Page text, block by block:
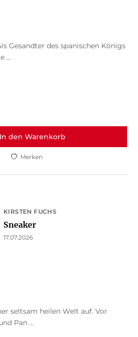
Gesandter des spanischen Königs
...
In den Warenkorb
Merken
KIRSTEN FUCHS
Sneaker
17.07.2026
seltsam heilen Welt auf. Vor
Pan ...